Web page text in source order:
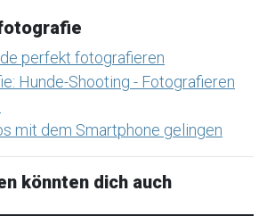
perfekt fotografieren
Hunde-Shooting - Fotografieren
mit dem Smartphone gelingen
könnten dich auch